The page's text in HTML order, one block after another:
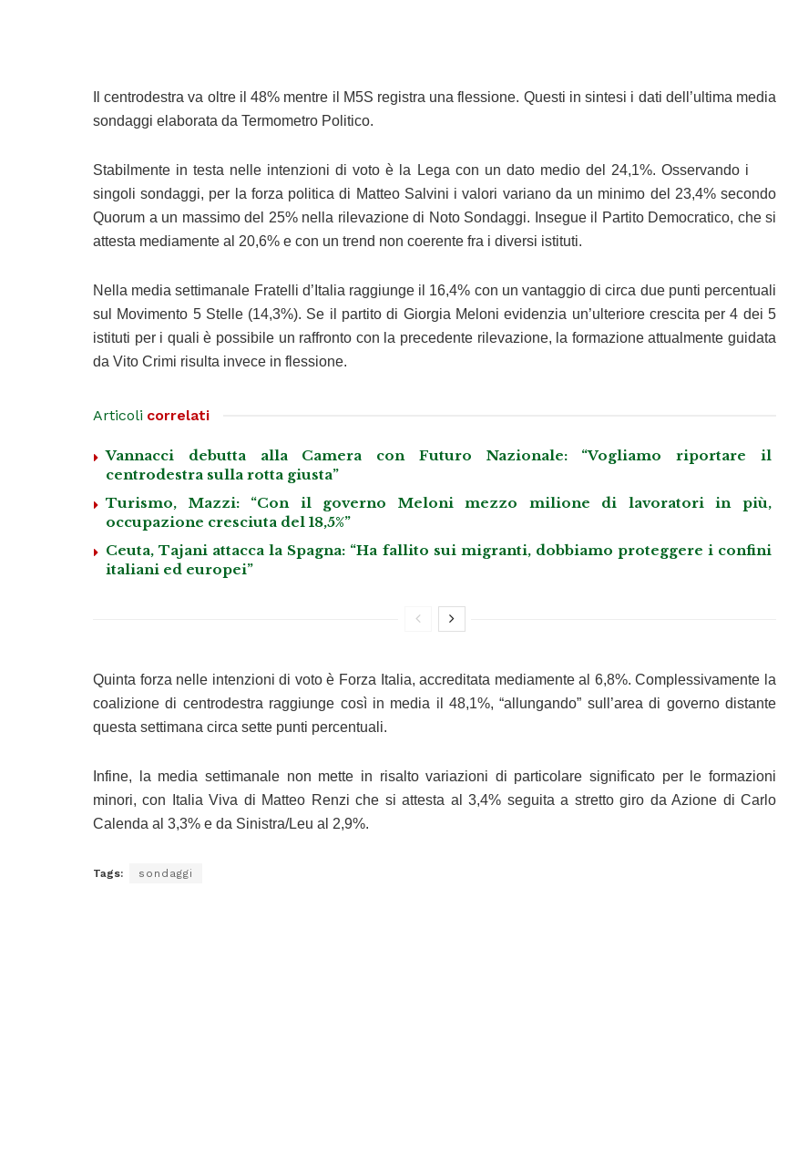
Il centrodestra va oltre il 48% mentre il M5S registra una flessione. Questi in sintesi i dati dell’ultima media
sondaggi elaborata da Termometro Politico.
Stabilmente in testa nelle intenzioni di voto è la Lega con un dato medio del 24,1%. Osservando i
singoli sondaggi, per la forza politica di Matteo Salvini i valori variano da un minimo del 23,4% secondo
Quorum a un massimo del 25% nella rilevazione di Noto Sondaggi. Insegue il Partito Democratico, che si
attesta mediamente al 20,6% e con un trend non coerente fra i diversi istituti.
Nella media settimanale Fratelli d’Italia raggiunge il 16,4% con un vantaggio di circa due punti percentuali
sul Movimento 5 Stelle (14,3%). Se il partito di Giorgia Meloni evidenzia un’ulteriore crescita per 4 dei 5
istituti per i quali è possibile un raffronto con la precedente rilevazione, la formazione attualmente guidata
da Vito Crimi risulta invece in flessione.
Articoli correlati
Vannacci debutta alla Camera con Futuro Nazionale: “Vogliamo riportare il
centrodestra sulla rotta giusta”
Turismo, Mazzi: “Con il governo Meloni mezzo milione di lavoratori in più,
occupazione cresciuta del 18,5%”
Ceuta, Tajani attacca la Spagna: “Ha fallito sui migranti, dobbiamo proteggere i confini
italiani ed europei”
Quinta forza nelle intenzioni di voto è Forza Italia, accreditata mediamente al 6,8%. Complessivamente la
coalizione di centrodestra raggiunge così in media il 48,1%, “allungando” sull’area di governo distante
questa settimana circa sette punti percentuali.
Infine, la media settimanale non mette in risalto variazioni di particolare significato per le formazioni
minori, con Italia Viva di Matteo Renzi che si attesta al 3,4% seguita a stretto giro da Azione di Carlo
Calenda al 3,3% e da Sinistra/Leu al 2,9%.
Tags: sondaggi